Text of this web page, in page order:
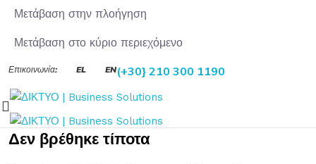
Μετάβαση στην πλοήγηση
Μετάβαση στο κύριο περιεχόμενο
Επικοινωνία: EL EN(+30} 210 300 1190
Δεν βρέθηκε τίποτα